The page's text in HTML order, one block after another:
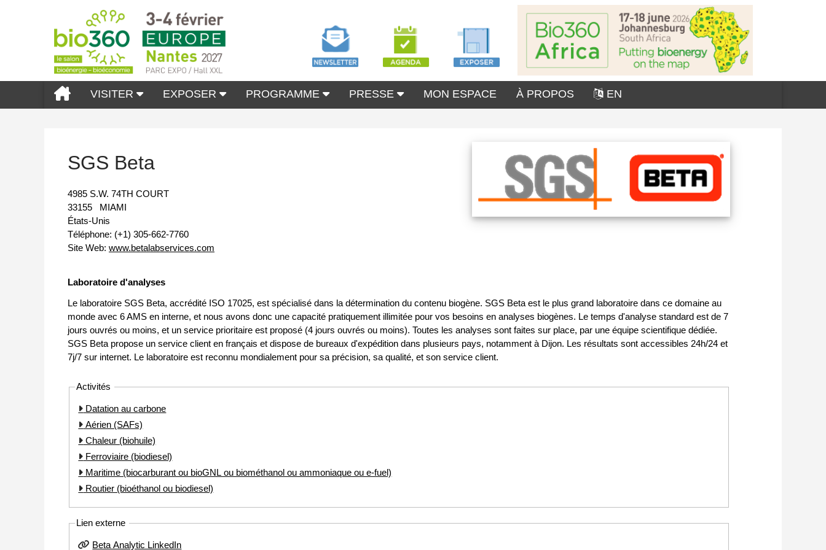
VISITER EXPOSER PROGRAMME PRESSE MON ESPACE À PROPOS EN
SGS Beta
4985 S.W. 74TH COURT
33155
MIAMI
États-Unis
Téléphone: (+1) 305-662-7760
Site Web: www.betalabservices.com
Laboratoire d'analyses
Le laboratoire SGS Beta, accrédité ISO 17025, est spécialisé dans la détermination du contenu biogène. SGS Beta est le plus grand laboratoire dans ce domaine au
monde avec 6 AMS en interne, et nous avons donc une capacité pratiquement illimitée pour vos besoins en analyses biogènes. Le temps d'analyse standard est de 7
jours ouvrés ou moins, et un service prioritaire est proposé (4 jours ouvrés ou moins). Toutes les analyses sont faites sur place, par une équipe scientifique dédiée.
SGS Beta propose un service client en français et dispose de bureaux d'expédition dans plusieurs pays, notamment à Dijon. Les résultats sont accessibles 24h/24 et
7j/7 sur internet. Le laboratoire est reconnu mondialement pour sa précision, sa qualité, et son service client.
Activités
Datation au carbone
Aérien (SAFs)
Chaleur (biohuile)
Ferroviaire (biodiesel)
Maritime (biocarburant ou bioGNL ou biométhanol ou ammoniaque ou e-fuel)
Routier (bioéthanol ou biodiesel)
Lien externe
Beta Analytic LinkedIn